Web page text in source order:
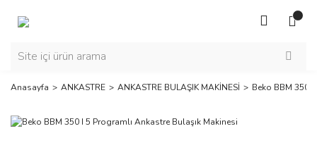
Anasayfa ANKASTRE ANKASTRE BULAŞIK MAKİNESİ Beko BBM 350